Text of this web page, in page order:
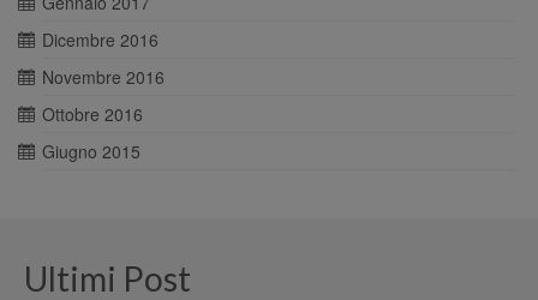
Dicembre 2016
Novembre 2016
Ottobre 2016
Giugno 2015
Ultimi Post